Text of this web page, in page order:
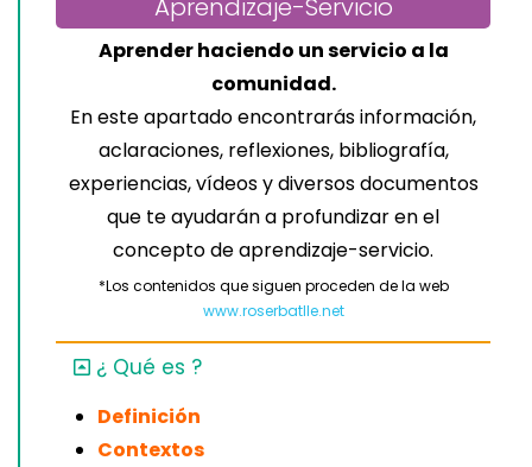
Aprendizaje-Servicio
Aprender haciendo un servicio a la
comunidad.
En este apartado encontrarás información,
aclaraciones, reflexiones, bibliografía,
experiencias, vídeos y diversos documentos
que te ayudarán a profundizar en el
concepto de aprendizaje-servicio.
*Los contenidos que siguen proceden de la web
www.roserbatlle.net
¿ Qué es ?
Definición
Contextos